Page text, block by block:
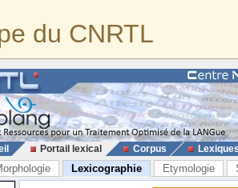
du CNRTL
Portail lexical Corpus
Lexicographie Etymologie